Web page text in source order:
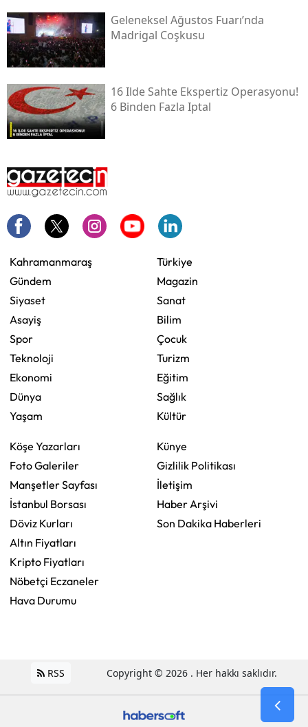
Geleneksel Ağustos Fuarı’nda
Madrigal Coşkusu
16 Ilde Sahte Ekspertiz Operasyonu!
6 Binden Fazla Iptal
Kahramanmaraş
Gündem
Siyaset
Asayiş
Spor
Teknoloji
Ekonomi
Dünya
Yaşam
Türkiye
Magazin
Sanat
Bilim
Çocuk
Turizm
Eğitim
Sağlık
Kültür
Köşe Yazarları
Foto Galeriler
Manşetler Sayfası
İstanbul Borsası
Döviz Kurları
Altın Fiyatları
Kripto Fiyatları
Nöbetçi Eczaneler
Hava Durumu
Künye
Gizlilik Politikası
İletişim
Haber Arşivi
Son Dakika Haberleri
RSS Copyright © 2026 . Her hakkı saklıdır.